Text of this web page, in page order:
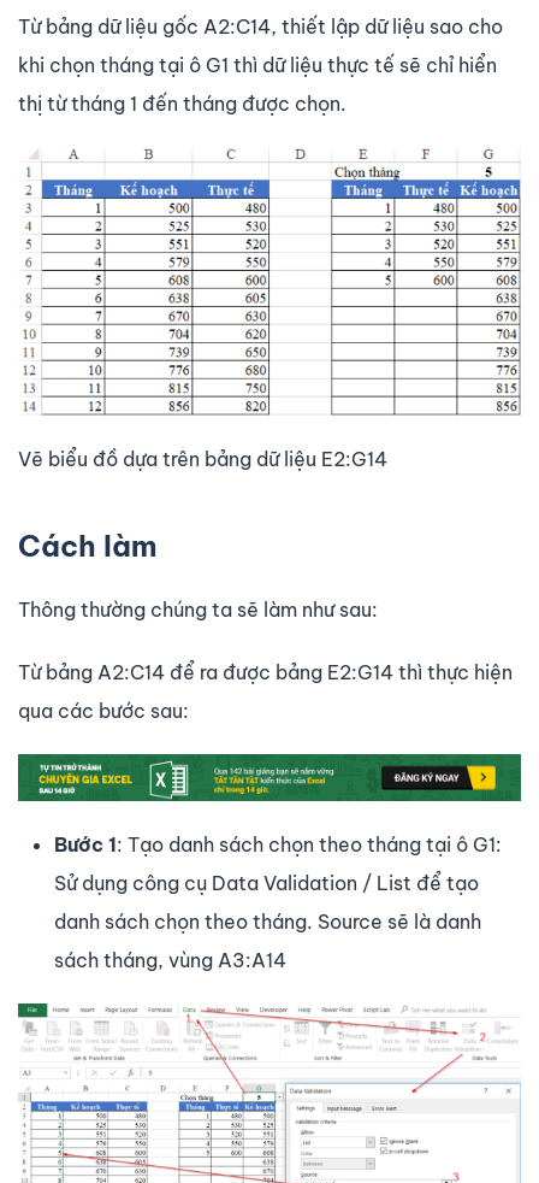
Từ bảng dữ liệu gốc A2:C14, thiết lập dữ liệu sao cho
khi chọn tháng tại ô G1 thì dữ liệu thực tế sẽ chỉ hiển
thị từ tháng 1 đến tháng được chọn.
Vẽ biểu đồ dựa trên bảng dữ liệu E2:G14
Cách làm
Thông thường chúng ta sẽ làm như sau:
Từ bảng A2:C14 để ra được bảng E2:G14 thì thực hiện
qua các bước sau:
Bước 1: Tạo danh sách chọn theo tháng tại ô G1:
Sử dụng công cụ Data Validation / List để tạo
danh sách chọn theo tháng. Source sẽ là danh
sách tháng, vùng A3:A14